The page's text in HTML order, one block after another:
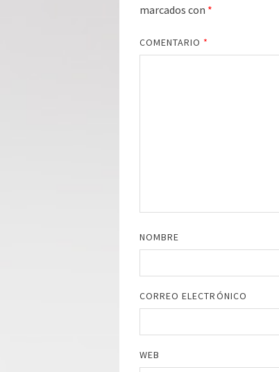
marcados con *
COMENTARIO *
NOMBRE
CORREO ELECTRÓNICO
WEB